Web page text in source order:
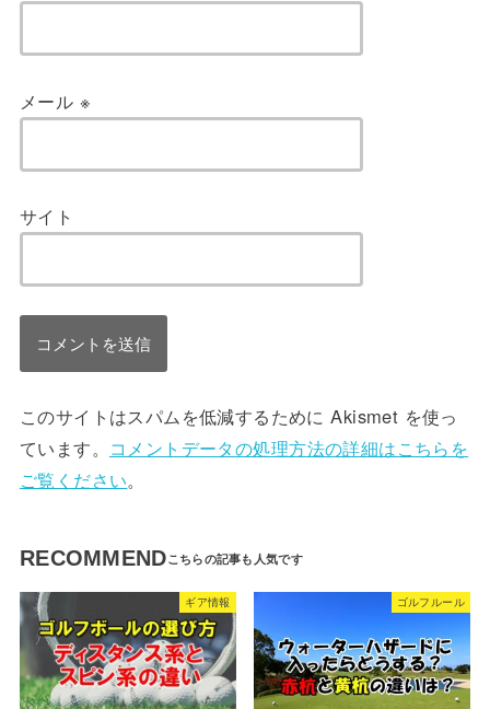
メール ※
サイト
このサイトはスパムを低減するために Akismet を使っ
ています。 コメントデータの処理方法の詳細はこちらを
ご覧ください。
RECOMMEND
ギア情報 ゴルフルール